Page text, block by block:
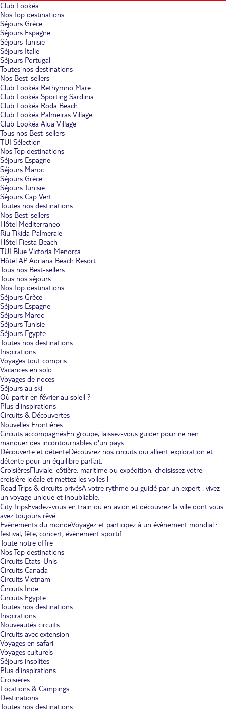
Club Lookéa
Nos Top destinations
Séjours Grèce
Séjours Espagne
Séjours Tunisie
Séjours Italie
Séjours Portugal
Toutes nos destinations
Nos Best-sellers
Club Lookéa Rethymno Mare
Club Lookéa Sporting Sardinia
Club Lookéa Roda Beach
Club Lookéa Palmeiras Village
Club Lookéa Alua Village
Tous nos Best-sellers
TUI Sélection
Nos Top destinations
Séjours Espagne
Séjours Maroc
Séjours Grèce
Séjours Tunisie
Séjours Cap Vert
Toutes nos destinations
Nos Best-sellers
Hôtel Mediterraneo
Riu Tikida Palmeraie
Hôtel Fiesta Beach
TUI Blue Victoria Menorca
Hôtel AP Adriana Beach Resort
Tous nos Best-sellers
Tous nos séjours
Nos Top destinations
Séjours Grèce
Séjours Espagne
Séjours Maroc
Séjours Tunisie
Séjours Egypte
Toutes nos destinations
Inspirations
Voyages tout compris
Vacances en solo
Voyages de noces
Séjours au ski
Où partir en février au soleil ?
Plus d'inspirations
Circuits & Découvertes
Nouvelles Frontières
Circuits accompagnésEn groupe, laissez-vous guider pour ne rien
manquer des incontournables d'un pays.
Découverte et détenteDécouvrez nos circuits qui allient exploration et
détente pour un équilibre parfait.
CroisièresFluviale, côtière, maritime ou expédition, choisissez votre
croisière idéale et mettez les voiles !
Road Trips & circuits privésA votre rythme ou guidé par un expert : vivez
un voyage unique et inoubliable.
City TripsEvadez-vous en train ou en avion et découvrez la ville dont vous
avez toujours rêvé.
Evènements du mondeVoyagez et participez à un évènement mondial :
festival, fête, concert, évènement sportif...
Toute notre offre
Nos Top destinations
Circuits Etats-Unis
Circuits Canada
Circuits Vietnam
Circuits Inde
Circuits Egypte
Toutes nos destinations
Inspirations
Nouveautés circuits
Circuits avec extension
Voyages en safari
Voyages culturels
Séjours insolites
Plus d'inspirations
Croisières
Locations & Campings
Destinations
Toutes nos destinations